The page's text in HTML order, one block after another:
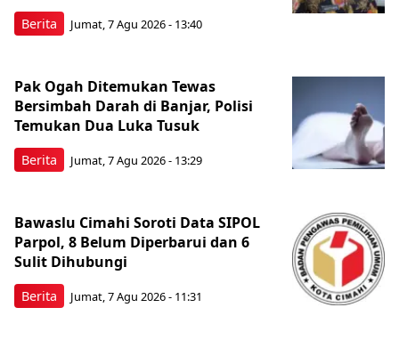
Berita Jumat, 7 Agu 2026 - 13:40
Berita
Pak Ogah Ditemukan Tewas
Bersimbah Darah di Banjar, Polisi
Temukan Dua Luka Tusuk
Jumat, 7 Agu 2026 - 13:29
Berita
Bawaslu Cimahi Soroti Data SIPOL
Parpol, 8 Belum Diperbarui dan 6
Sulit Dihubungi
Jumat, 7 Agu 2026 - 11:31